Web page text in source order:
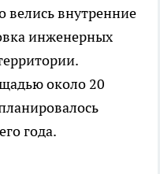
велись внутренние
инженерных
около 20
года.